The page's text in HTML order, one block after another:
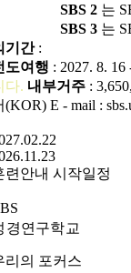
SBS 2 는
SBS 3 는
기간:
도여행 : 2027. 8. 16
다. 내부거주 :
(KOR) E - mail :
련안내 시작일정
경연구학교
리의 포커스